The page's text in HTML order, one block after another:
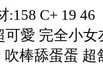
:158 C+ 19 46
可愛 完全小
棒舔蛋蛋 超